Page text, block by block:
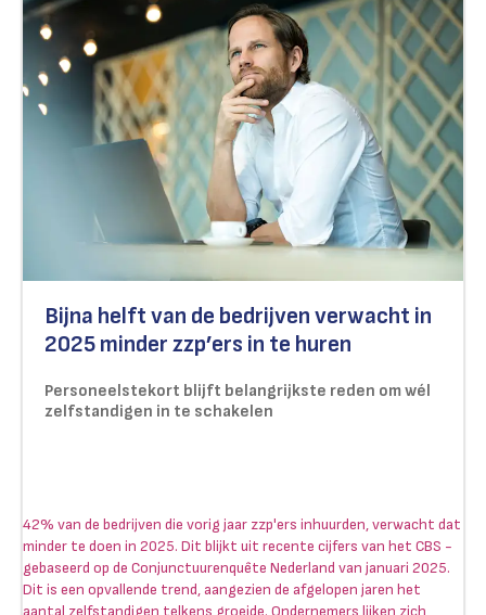
Bijna helft van de bedrijven verwacht in
2025 minder zzp’ers in te huren
Personeelstekort blijft belangrijkste reden om wél
zelfstandigen in te schakelen
42% van de bedrijven die vorig jaar zzp'ers inhuurden, verwacht dat
minder te doen in 2025. Dit blijkt uit recente cijfers van het CBS -
gebaseerd op de Conjunctuurenquête Nederland van januari 2025.
Dit is een opvallende trend, aangezien de afgelopen jaren het